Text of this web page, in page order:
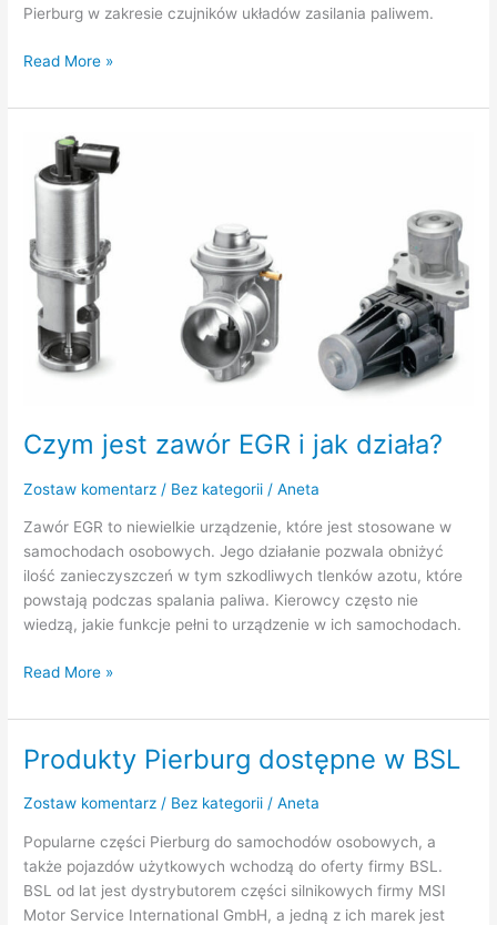
Pierburg w zakresie czujników układów zasilania paliwem.
Read More »
Czym jest zawór EGR i jak działa?
Zostaw komentarz / Bez kategorii /Aneta
Zawór EGR to niewielkie urządzenie, które jest stosowane w
samochodach osobowych. Jego działanie pozwala obniżyć
ilość zanieczyszczeń w tym szkodliwych tlenków azotu, które
powstają podczas spalania paliwa. Kierowcy często nie
wiedzą, jakie funkcje pełni to urządzenie w ich samochodach.
Czym
jest
zawór
jak
działa?
Read More »
Produkty Pierburg dostępne w BSL
Zostaw komentarz / Bez kategorii /Aneta
Popularne części Pierburg do samochodów osobowych, a
także pojazdów użytkowych wchodzą do oferty firmy BSL.
BSL od lat jest dystrybutorem części silnikowych firmy MSI
Motor Service International GmbH, a jedną z ich marek jest
Produkty
dostępne
BSL